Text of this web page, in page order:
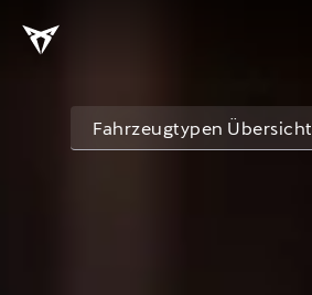
Fahrzeugtypen Übersicht